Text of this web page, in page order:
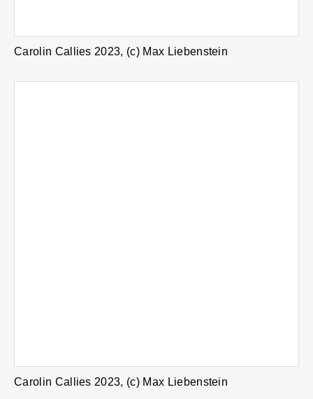
Carolin Callies 2023, (c) Max Liebenstein
Carolin Callies 2023, (c) Max Liebenstein